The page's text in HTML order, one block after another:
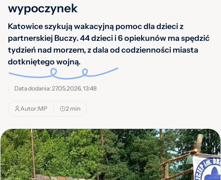
wypoczynek
Katowice szykują wakacyjną pomoc dla dzieci z
partnerskiej Buczy. 44 dzieci i 6 opiekunów ma spędzić
tydzień nad morzem, z dala od codzienności miasta
dotkniętego wojną.
Data dodania: 27.05.2026, 13:48
Autor:MP 2 min